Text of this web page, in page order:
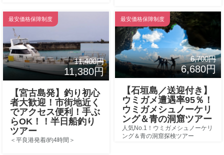
最安価格保障制度
11,400円
11,380円
【宮古島発】釣り初心
者大歓迎！市街地近く
でアクセス便利！手ぶ
らOK！！半日船釣り
ツアー
＜平良港発着/約4時間＞
最安価格保障制度
6,700円
6,680円
【石垣島／送迎付き】
ウミガメ遭遇率95％！
ウミガメシュノーケリ
ング＆青の洞窟ツアー
人気No.1！ウミガメシュノーケリ
ング＆青の洞窟探検ツアー